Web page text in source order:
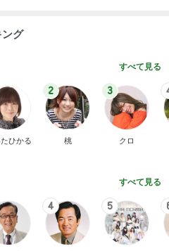
グ
すべて見る
ひかる
2
桃
3
クロ
すべて見る
4 5